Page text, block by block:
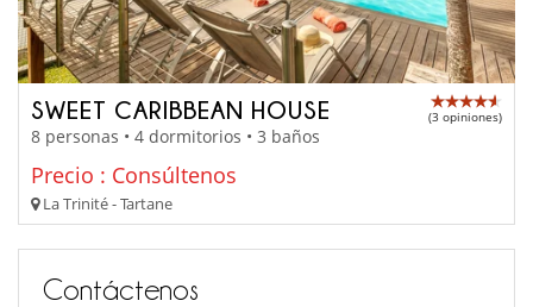
SWEET CARIBBEAN HOUSE (3 opiniones)
8 personas • 4 dormitorios • 3 baños
Precio : Consúltenos
La Trinité - Tartane
Contáctenos